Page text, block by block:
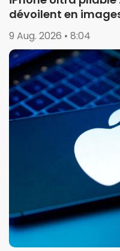
dévoilent en
9 Aug. 2026 • 8:04